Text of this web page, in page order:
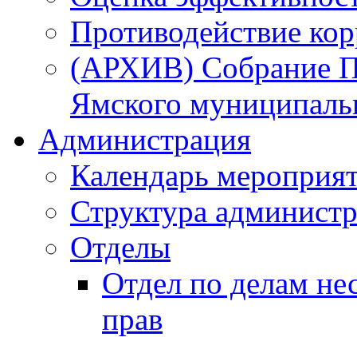
Противодействие
(АРХИВ) Собрание
Ямского
Администрация
Календарь
Структура
Отделы
Отдел по делам
прав